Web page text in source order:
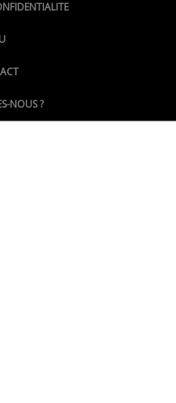
NOUS ?